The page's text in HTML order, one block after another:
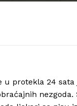
u protekla 24